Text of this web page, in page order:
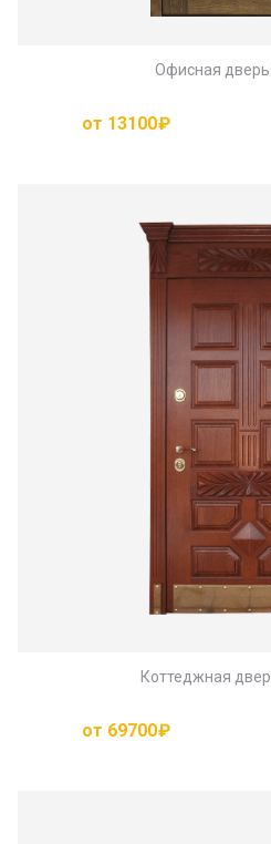
Офисная дверь
от 13100₽
Коттеджная
от 69700₽